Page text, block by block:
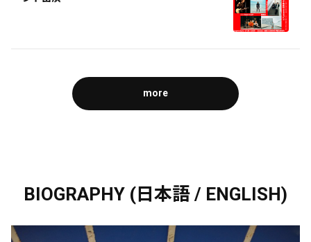
more
BIOGRAPHY (日本語 / ENGLISH)